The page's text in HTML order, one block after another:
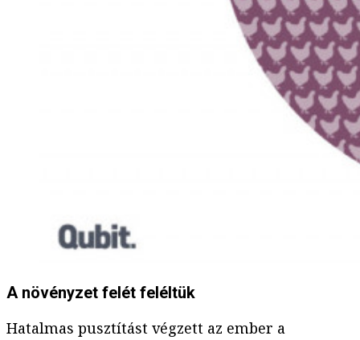
A növényzet felét feléltük
Hatalmas pusztítást végzett az ember a